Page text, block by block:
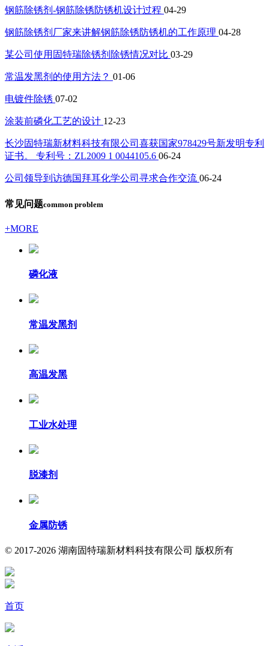
钢筋除锈剂-钢筋除锈防锈机设计过程 04-29
钢筋除锈剂厂家来讲解钢筋除锈防锈机的工作原理 04-28
某公司使用固特瑞除锈剂除锈情况对比 03-29
常温发黑剂的使用方法？ 01-06
电镀件除锈 07-02
涂装前磷化工艺的设计 12-23
长沙固特瑞新材料科技有限公司喜获国家978429号新发明专利
证书。 专利号：ZL2009 1 0044105.6 06-24
公司领导到访德国拜耳化学公司寻求合作交流 06-24
常见问题common problem
+MORE
磷化液
常温发黑剂
高温发黑
工业水处理
脱漆剂
金属防锈
© 2017-2026 湖南固特瑞新材料科技有限公司 版权所有
首页